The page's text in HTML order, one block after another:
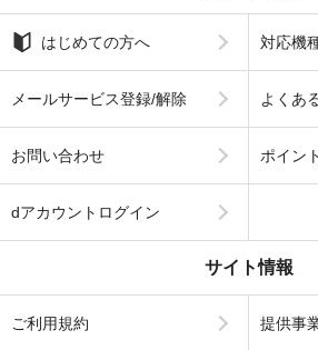
はじめての方へ 対応機
メールサービス登録/解除 よくあ
お問い合わせ ポイン
dアカウントログイン
サイト情報
ご利用規約 提供事